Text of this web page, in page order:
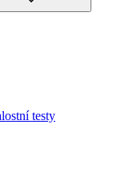
testy